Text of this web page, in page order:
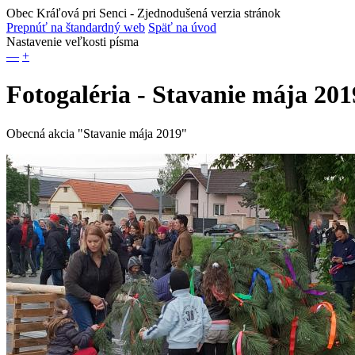
Obec Kráľová pri Senci - Zjednodušená verzia stránok
Prepnúť na štandardný web Späť na úvod
Nastavenie veľkosti písma
— +
Fotogaléria - Stavanie mája
Obecná akcia "Stavanie mája 2019"